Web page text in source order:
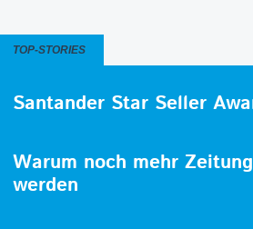
TOP-STORIES
Santander Star Seller
Warum noch mehr
werden